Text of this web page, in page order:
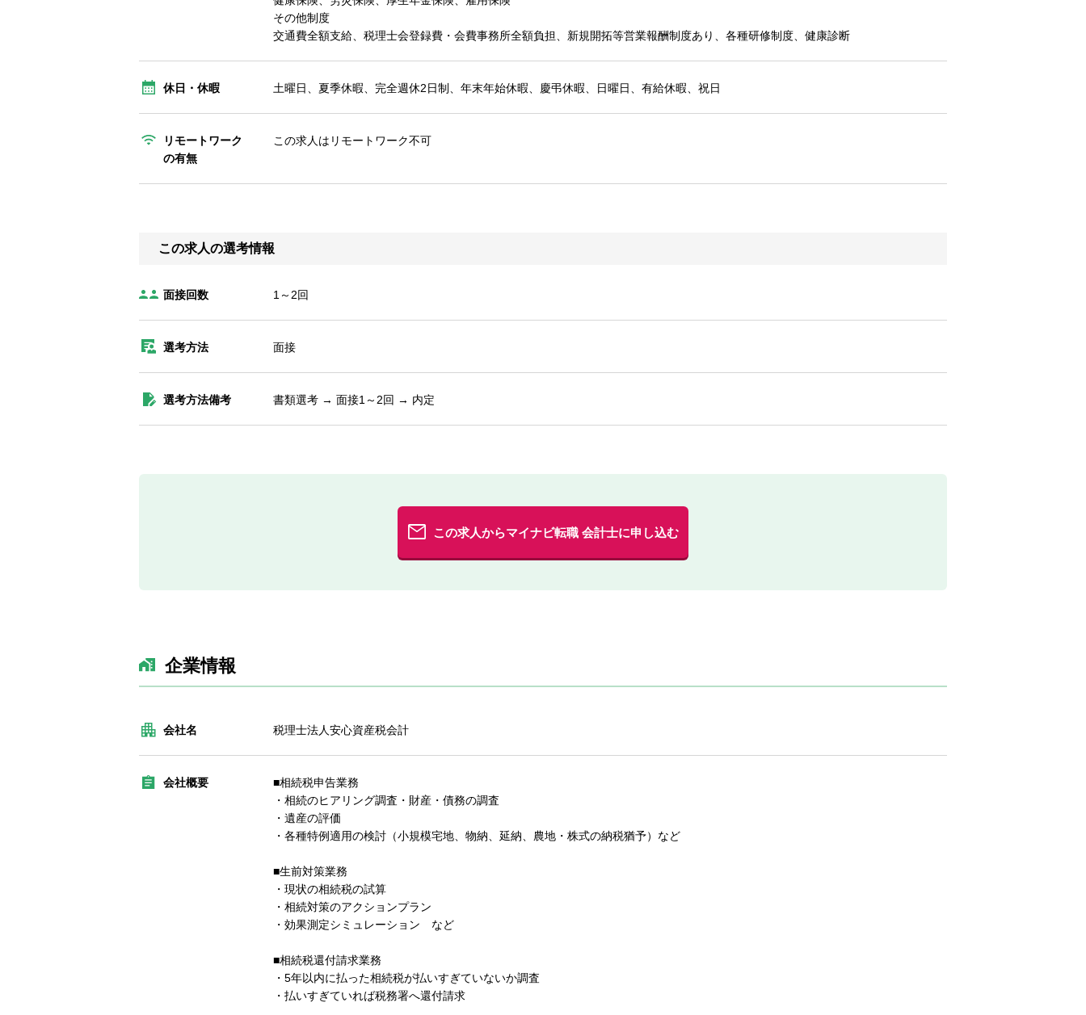
その他制度
交通費全額支給、税理士会登録費・会費事務所全額負担、新規開拓等営業報酬制度あり、各種研修制度、健康診断
休日・休暇 土曜日、夏季休暇、完全週休2日制、年末年始休暇、慶弔休暇、日曜日、有給休暇、祝日
リモートワーク
の有無
この求人はリモートワーク不可
この求人の選考情報
面接回数 1～2回
選考方法 面接
選考方法備考 書類選考 → 面接1～2回 → 内定
この求人からマイナビ転職 会計士に申し込む
企業情報
会社名 税理士法人安心資産税会計
会社概要
■相続税申告業務
・相続のヒアリング調査・財産・債務の調査
・遺産の評価
・各種特例適用の検討（小規模宅地、物納、延納、農地・株式の納税猶予）など
■生前対策業務
・現状の相続税の試算
・相続対策のアクションプラン
・効果測定シミュレーション など
■相続税還付請求業務
・5年以内に払った相続税が払いすぎていないか調査
・払いすぎていれば税務署へ還付請求